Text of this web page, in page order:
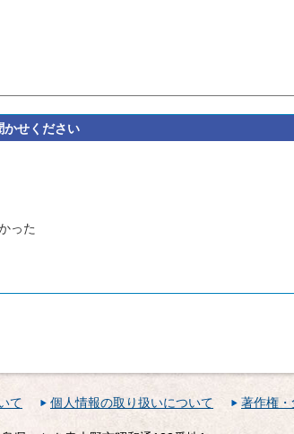
かせください
った
て 個人情報の取り扱いについて 著作権